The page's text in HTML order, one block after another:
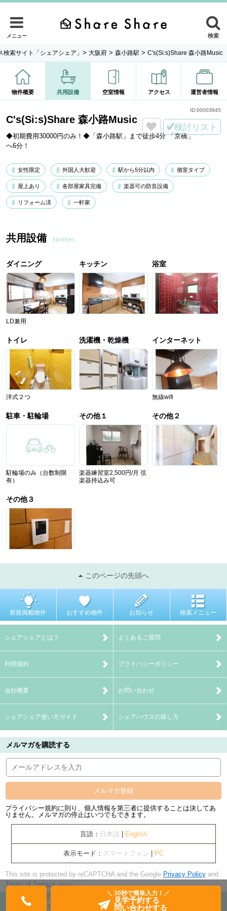
メニュー 検索
検索サイト「シェアシェア」 > 大阪府 > 森小路駅 > C's(Si:s)Share 森小路Music
物件概要 共用設備 空室情報 アクセス 運営者情報
C's(Si:s)Share 森小路Music
◆初期費用30000円のみ！◆「森小路駅」まで徒歩4分 「京橋」
へ6分！
検討リスト
女性限定 外国人大歓迎 駅から5分以内 個室タイプ
屋上あり 各部屋家具完備 楽器可の防音設備
リフォーム済 一軒家
ID:00003845
共用設備 Facilities
ダイニング
LD兼用
キッチン 浴室
トイレ
洋式２つ
洗濯機・乾燥機 インターネット
無線wifi
駐車・駐輪場
駐輪場のみ（台数制限
有）
その他１
楽器練習室2,500円/月 弦
楽器持込み可
その他２
その他３
＼ 30秒で簡単入力！／
見学予約する
問い合わせする
このページの先頭へ
新規掲載物件 おすすめ物件 お知らせ 検索メニュー
シェアシェアとは？ よくあるご質問
利用規約 プライバシーポリシー
会社概要 お問い合わせ
シェアシェア使い方ガイド シェアハウスの探し方
メルマガを購読する
メルマガ登録
プライバシー規約に則り、個人情報を第三者に提供することは決してあ
りません。メルマガの停止はいつでもできます。
言語： 日本語 | English
表示モード： スマートフォン | PC
This site is protected by reCAPTCHA and the Google Privacy Policy and
Terms of Service